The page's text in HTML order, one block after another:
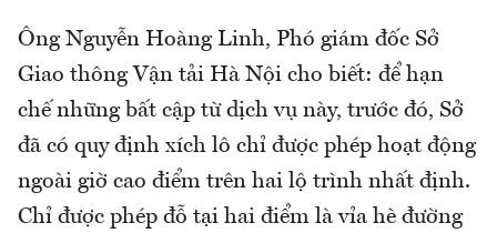
Ông Nguyễn Hoàng Linh, Phó giám đốc Sở
Giao thông Vận tải Hà Nội cho biết: để hạn
chế những bất cập từ dịch vụ này, trước đó, Sở
đã có quy định xích lô chỉ được phép hoạt động
ngoài giờ cao điểm trên hai lộ trình nhất định.
Chỉ được phép đỗ tại hai điểm là vỉa hè đường